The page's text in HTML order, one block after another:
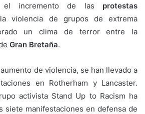
el incremento de las protestas
violencia de grupos de extrema
un clima de terror entre la
Gran Bretaña.
de violencia, se han llevado a
en Rotherham y Lancaster.
activista Stand Up to Racism ha
siete manifestaciones en defensa de